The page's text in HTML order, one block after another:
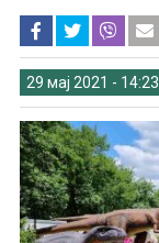
29 мај 2021 - 14:23